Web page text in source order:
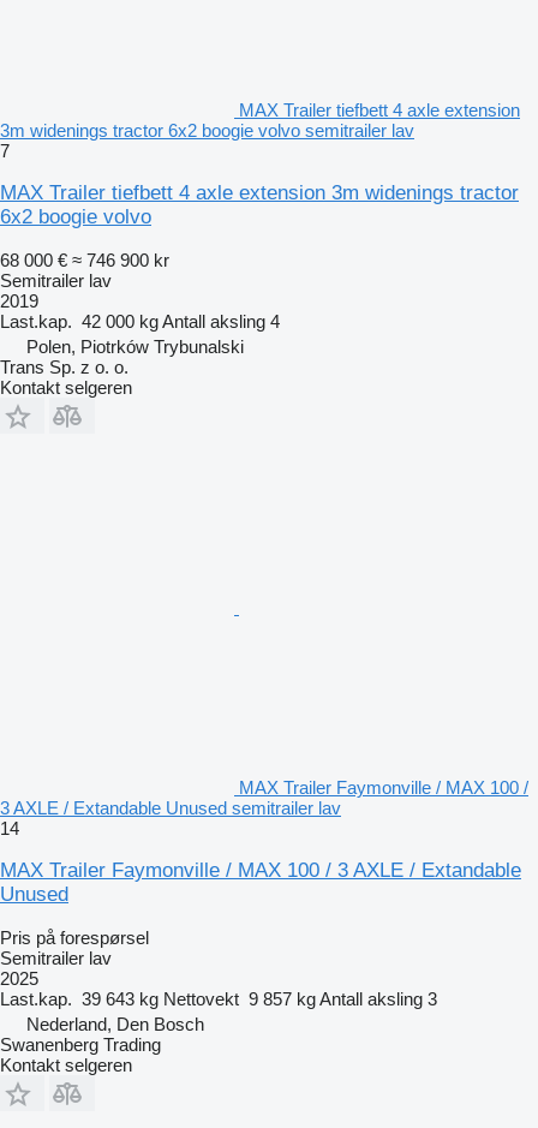
MAX Trailer tiefbett 4 axle extension
3m widenings tractor 6x2 boogie volvo semitrailer lav
7
MAX Trailer tiefbett 4 axle extension 3m widenings tractor
6x2 boogie volvo
68 000 € ≈ 746 900 kr
Semitrailer lav
2019
Last.kap. 42 000 kgAntall aksling 4
Polen, Piotrków Trybunalski
Trans Sp. z o. o.
Kontakt selgeren
MAX Trailer Faymonville / MAX 100 /
3 AXLE / Extandable Unused semitrailer lav
14
MAX Trailer Faymonville / MAX 100 / 3 AXLE / Extandable
Unused
Pris på forespørsel
Semitrailer lav
2025
Last.kap. 39 643 kg Nettovekt 9 857 kgAntall aksling 3
Nederland, Den Bosch
Swanenberg Trading
Kontakt selgeren